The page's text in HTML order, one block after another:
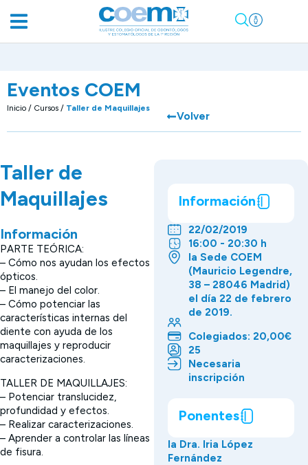
Eventos COEM
Inicio / Cursos / Taller de Maquillajes
Volver
Taller de
Maquillajes
Información
PARTE TEÓRICA:
– Cómo nos ayudan los efectos
ópticos.
– El manejo del color.
– Cómo potenciar las
características internas del
diente con ayuda de los
maquillajes y reproducir
caracterizaciones.
TALLER DE MAQUILLAJES:
– Potenciar translucidez,
profundidad y efectos.
– Realizar caracterizaciones.
– Aprender a controlar las líneas
de fisura.
Información
22/02/2019
16:00 - 20:30 h
la Sede COEM
(Mauricio Legendre,
38 – 28046 Madrid)
el día 22 de febrero
de 2019.
Colegiados: 20,00€
25
Necesaria
inscripción
Ponentes
la Dra. Iria López
Fernández